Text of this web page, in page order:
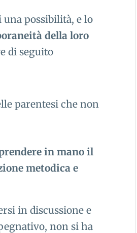
possibilità, e lo
della loro
di seguito
parentesi che non
in mano il
metodica e
in discussione e
non si ha